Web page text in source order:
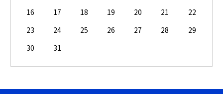
16
17 18 19 20 21
22
23
24 25 26 27 28
29
30
31